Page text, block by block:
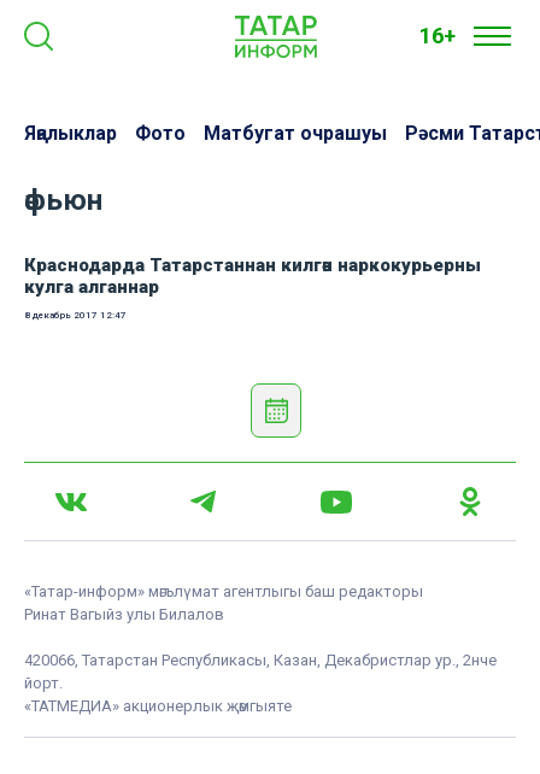
16+
Яңалыклар Фото Матбугат очрашуы Рәсми
әфьюн
Краснодарда Татарстаннан килгән наркокурьерны
кулга алганнар
8 декабрь 2017 12:47
«Татар-информ» мәгълүмат агентлыгы баш редакторы
Ринат Вагыйз улы Билалов
420066, Татарстан Республикасы, Казан, Декабристлар ур., 2нче
йорт.
«ТАТМЕДИА» акционерлык җәмгыяте